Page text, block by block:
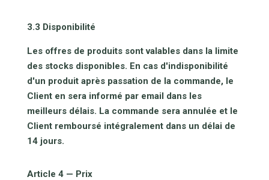
3.3 Disponibilité
Les offres de produits sont valables dans la limite
des stocks disponibles. En cas d'indisponibilité
d'un produit après passation de la commande, le
Client en sera informé par email dans les
meilleurs délais. La commande sera annulée et le
Client remboursé intégralement dans un délai de
14 jours.
Article 4 — Prix